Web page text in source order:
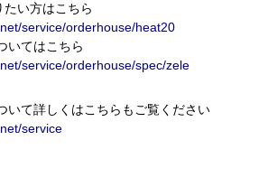
たい方はこちら
service/orderhouse/heat20
いてはこちら
service/orderhouse/spec/zele
いて詳しくはこちらもご覧ください
service